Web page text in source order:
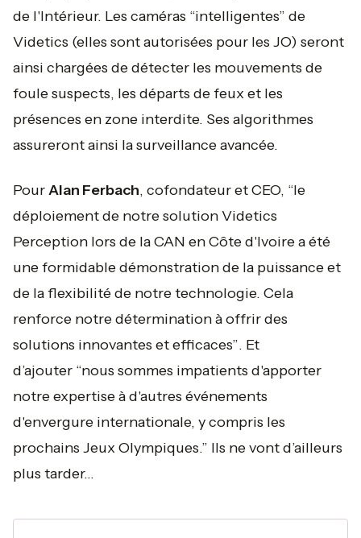
de l'Intérieur. Les caméras “intelligentes” de
Videtics (elles sont autorisées pour les JO) seront
ainsi chargées de détecter les mouvements de
foule suspects, les départs de feux et les
présences en zone interdite. Ses algorithmes
assureront ainsi la surveillance avancée.
PourAlan Ferbach, cofondateur et CEO, “le
déploiement de notre solution Videtics
Perception lors de la CAN en Côte d'Ivoire a été
une formidable démonstration de la puissance et
de la flexibilité de notre technologie. Cela
renforce notre détermination à offrir des
solutions innovantes et efficaces”. Et
d’ajouter “nous sommes impatients d'apporter
notre expertise à d'autres événements
d'envergure internationale, y compris les
prochains Jeux Olympiques.” Ils ne vont d’ailleurs
plus tarder...